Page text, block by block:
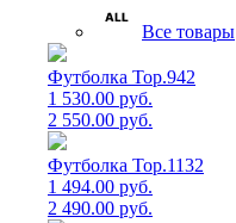
Все товары
Футболка Top.942
1 530.00 руб.
2 550.00 руб.
Футболка Top.1132
1 494.00 руб.
2 490.00 руб.